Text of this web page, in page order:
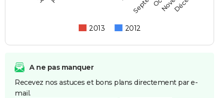
2013 2012
A ne pas manquer
Recevez nos astuces et bons plans directement par e-
mail.